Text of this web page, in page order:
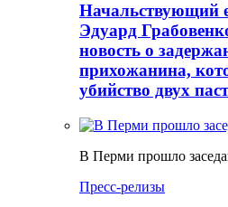
Начальствующий
Эдуард
новость о
прихожанина,
убийство двух
В Перми прошло
Пресс-релизы